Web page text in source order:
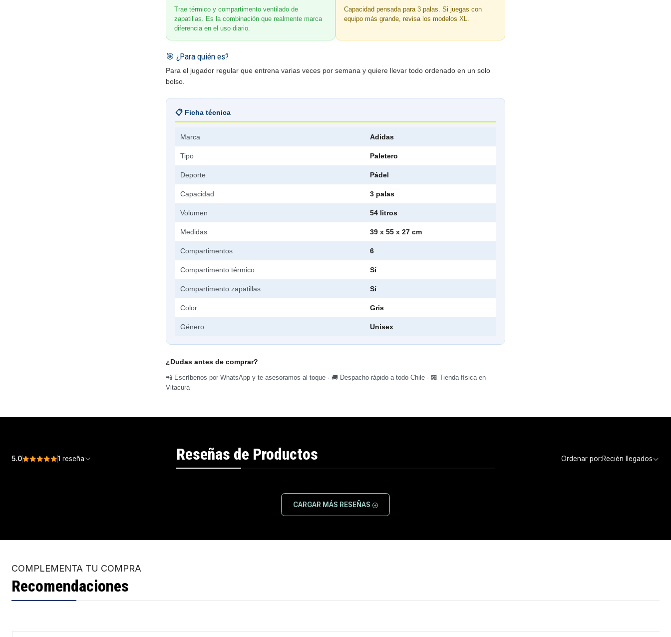
Trae térmico y compartimento ventilado de
zapatillas. Es la combinación que realmente marca
diferencia en el uso diario.
Capacidad pensada para 3 palas. Si juegas con
equipo más grande, revisa los modelos XL.
🎯 ¿Para quién es?
Para el jugador regular que entrena varias veces por semana y quiere llevar todo ordenado en un solo
bolso.
📋 Ficha técnica
Marca Adidas
Tipo Paletero
Deporte Pádel
Capacidad 3 palas
Volumen 54 litros
Medidas 39 x 55 x 27 cm
Compartimentos 6
Compartimento térmico Sí
Compartimento zapatillas Sí
Color Gris
Género Unisex
¿Dudas antes de comprar?
📲 Escríbenos por WhatsApp y te asesoramos al toque · 🚚 Despacho rápido a todo Chile · 🏪 Tienda física en
Vitacura
Reseñas de Productos
5.0 1 reseña Ordenar por:Recién llegados
CARGAR MÁS RESEÑAS
COMPLEMENTA TU COMPRA
Recomendaciones